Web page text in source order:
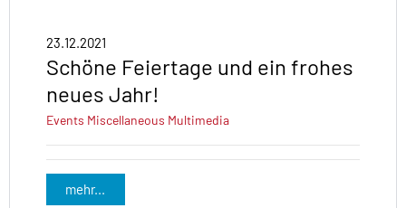
23.12.2021
Schöne Feiertage und ein frohes
neues Jahr!
Events Miscellaneous Multimedia
mehr...